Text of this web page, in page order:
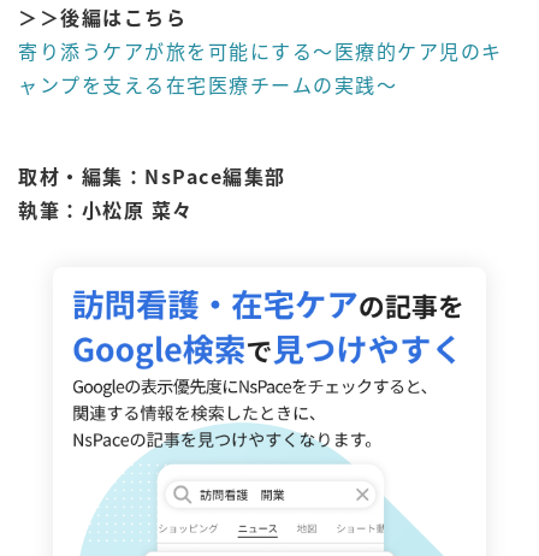
＞＞後編はこちら
寄り添うケアが旅を可能にする～医療的ケア児のキ
ャンプを支える在宅医療チームの実践～
取材・編集：NsPace編集部
執筆：小松原 菜々